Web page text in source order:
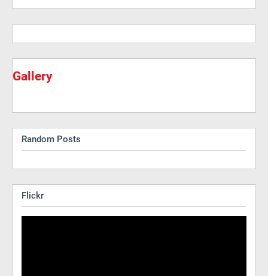
Gallery
Random Posts
Flickr